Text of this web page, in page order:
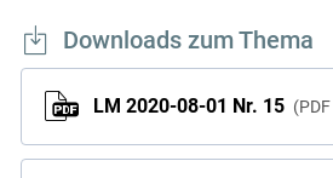
Downloads zum Thema
LM 2020-08-01 Nr. 15 PDF